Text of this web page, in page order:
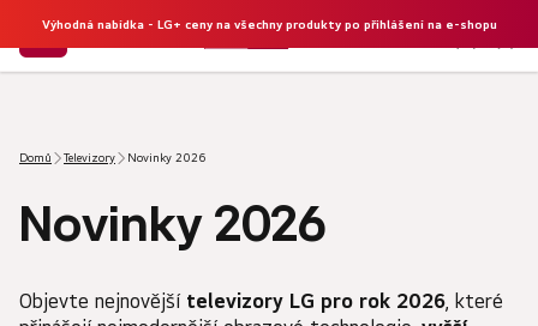
Výhodná nabídka - LG+ ceny na všechny produkty po přihlášení na e-shopu
Hledat
Domů Televizory Novinky 2026
Novinky 2026
Objevte nejnovější televizory LG pro rok 2026, které